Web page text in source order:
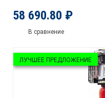
58 690.80 ₽
В сравнение
ЛУЧШЕЕ ПРЕДЛОЖЕНИЕ